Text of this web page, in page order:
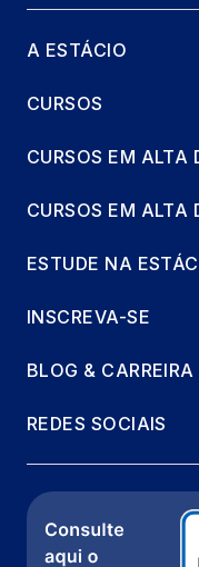
MET. DO
66 horas
PCC:
EDUCAÇÃO,
DE
GEOMETRIA
33 horas
PCC:
A ESTÁCIO
CURSOS
CURSOS EM ALTA
CURSOS EM ALTA
ESTUDE NA
INSCREVA-SE
BLOG & CARREIRA
REDES SOCIAIS